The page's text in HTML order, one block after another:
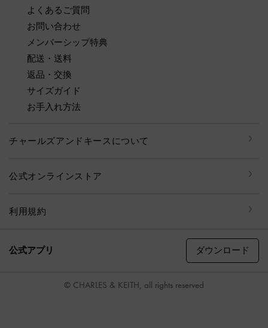
よくあるご質問
お問い合わせ
メンバーシップ特典
配送・送料
返品・交換
サイズガイド
お手入れ方法
チャールズアンドキースについて
公式オンラインストア
利用規約
公式アプリ ダウンロード
© CHARLES & KEITH, all rights reserved